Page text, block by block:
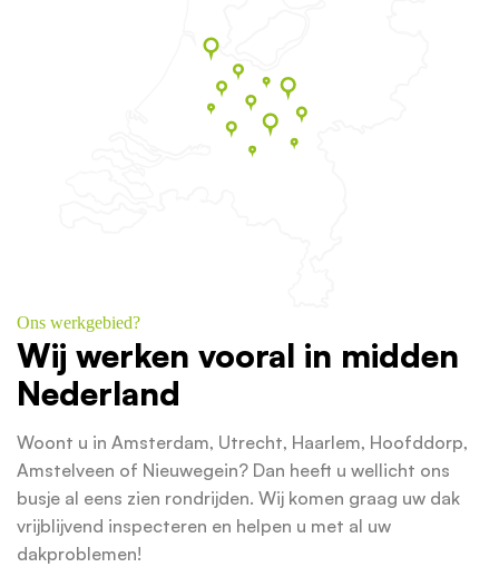
Ons werkgebied?
Wij werken vooral in midden
Nederland
Woont u in Amsterdam, Utrecht, Haarlem, Hoofddorp,
Amstelveen of Nieuwegein? Dan heeft u wellicht ons
busje al eens zien rondrijden. Wij komen graag uw dak
vrijblijvend inspecteren en helpen u met al uw
dakproblemen!